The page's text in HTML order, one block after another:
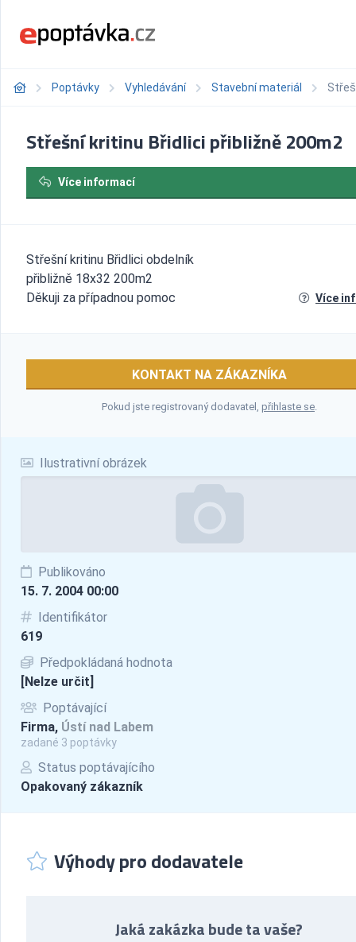
Poptávky Vyhledávání Stavební materiál
Ilustrativní obrázek
Publikováno
15. 7. 2004 00:00
Identifikátor
619
Předpokládaná hodnota
[Nelze určit]
Poptávající
Firma, Ústí nad Labem
zadané 3 poptávky
Status poptávajícího
Opakovaný zákazník
Střešní kritinu Břidlici přibližně 200m2
Více informací
Střešní kritinu Břidlici obdelník
přibližně 18x32 200m2
Děkuji za případnou pomoc
Více
KONTAKT NA ZÁKAZNÍKA
Pokud jste registrovaný dodavatel, přihlaste se.
Výhody pro dodavatele
Jaká zakázka bude ta vaše?